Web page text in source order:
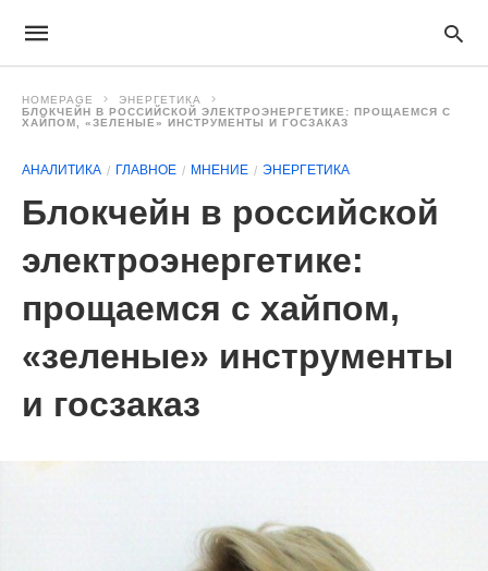
HOMEPAGE
ЭНЕРГЕТИКА
БЛОКЧЕЙН В РОССИЙСКОЙ ЭЛЕКТРОЭНЕРГЕТИКЕ: ПРОЩАЕМСЯ С
ХАЙПОМ, «ЗЕЛЕНЫЕ» ИНСТРУМЕНТЫ И ГОСЗАКАЗ
АНАЛИТИКА ГЛАВНОЕ МНЕНИЕ ЭНЕРГЕТИКА
Блокчейн в российской
электроэнергетике:
прощаемся с хайпом,
«зеленые» инструменты
и госзаказ